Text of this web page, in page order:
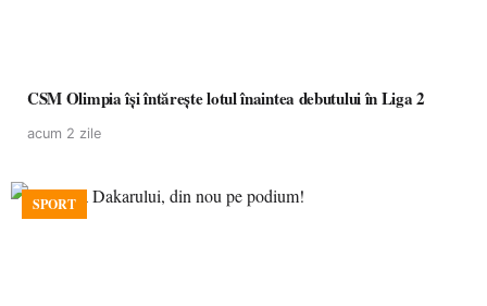
CSM Olimpia își întărește lotul înaintea debutului în Liga 2
acum 2 zile
SPORT